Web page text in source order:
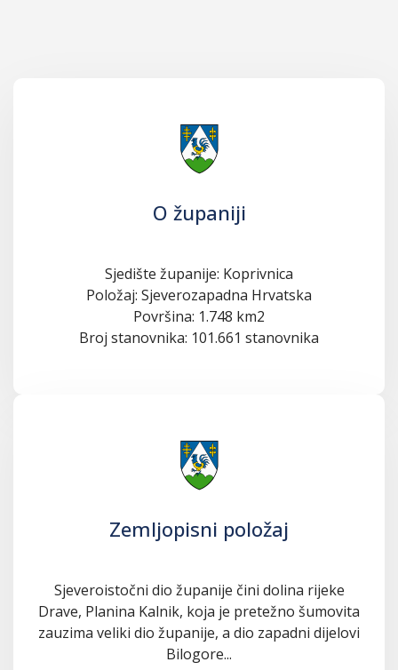
O županiji
Sjedište županije: Koprivnica
Položaj: Sjeverozapadna Hrvatska
Površina: 1.748 km2
Broj stanovnika: 101.661 stanovnika
Zemljopisni položaj
Sjeveroistočni dio županije čini dolina rijeke
Drave, Planina Kalnik, koja je pretežno šumovita
zauzima veliki dio županije, a dio zapadni dijelovi
Bilogore...